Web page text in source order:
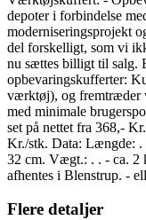
depoter i forbindelse
moderniseringsprojekt
del forskelligt, som vi
nu sættes billigt til salg.
opbevaringskufferter:
værktøj), og fremtræder
med minimale
set på nettet fra 368,-
Kr./stk. Data: Længde: .
32 cm. Vægt.: . . - ca. 2
afhentes i Blenstrup. -
Flere detaljer